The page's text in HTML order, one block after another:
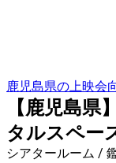
鹿児島県の上映会
【鹿児島県
タルスペー
シアタールーム /